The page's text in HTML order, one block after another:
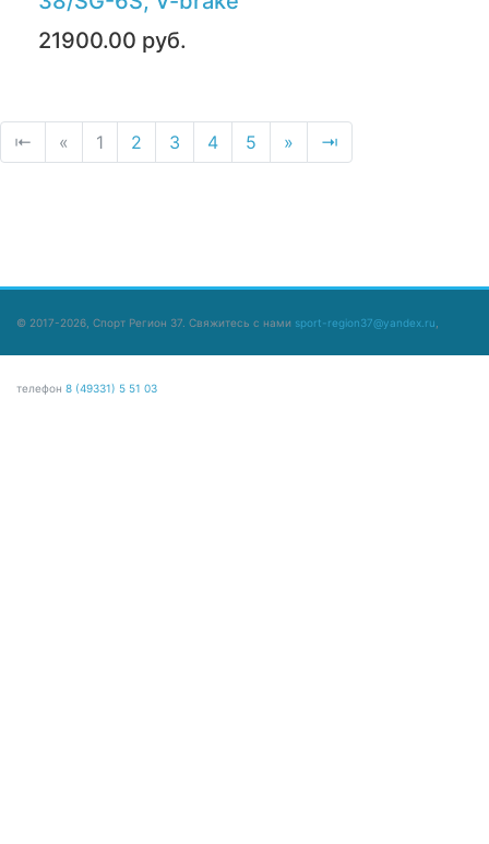
21900.00 руб.
⇤ « 1 2 3 4 5 » ⇥
© 2017-2026, Спорт Регион 37. Свяжитесь с нами sport-region37@yandex.ru
телефон 8 (49331) 5 51 03